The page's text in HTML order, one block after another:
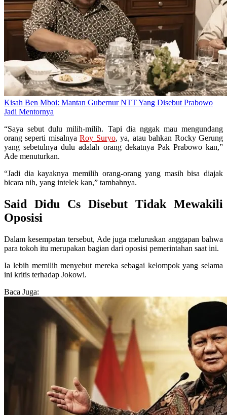
Kisah Ben Mboi: Mantan Gubernur NTT Yang Disebut Prabowo
Jadi Mentornya
“Saya sebut dulu milih-milih. Tapi dia nggak mau mengundang
orang seperti misalnyaRoy Suryo, ya, atau bahkan Rocky Gerung
yang sebetulnya dulu adalah orang dekatnya Pak Prabowo kan,”
Ade menuturkan.
“Jadi dia kayaknya memilih orang-orang yang masih bisa diajak
bicara nih, yang intelek kan,” tambahnya.
Said Didu Cs Disebut Tidak Mewakili
Oposisi
Dalam kesempatan tersebut, Ade juga meluruskan anggapan bahwa
para tokoh itu merupakan bagian dari oposisi pemerintahan saat ini.
Ia lebih memilih menyebut mereka sebagai kelompok yang selama
ini kritis terhadap Jokowi.
Baca Juga: